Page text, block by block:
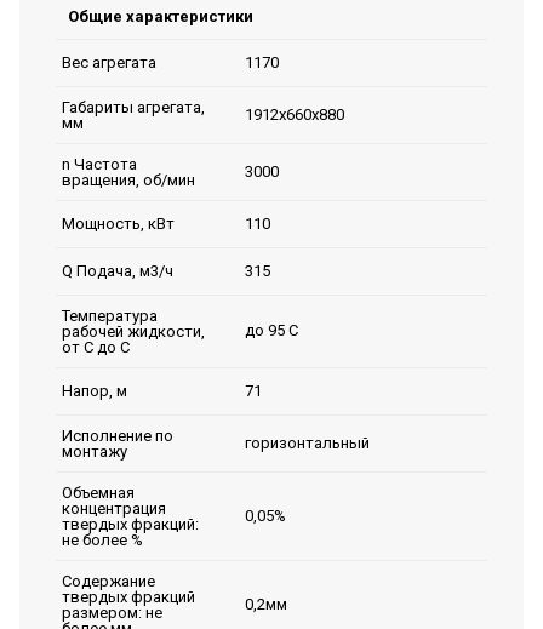
Общие характеристики
Вес агрегата 1170
Габариты агрегата,
мм
1912х660х880
n Частота
вращения, об/мин
3000
Мощность, кВт 110
Q Подача, м3/ч 315
Температура
рабочей жидкости,
от С до С
до 95 С
Напор, м 71
Исполнение по
монтажу
горизонтальный
Объемная
концентрация
твердых фракций:
не более %
0,05%
Содержание
твердых фракций
размером: не
0,2мм